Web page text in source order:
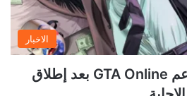
الاخبار
هل سيستمر دعم GTA Online بعد إطلاق